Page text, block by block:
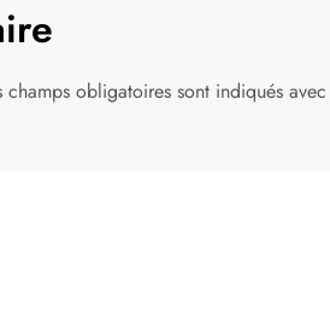
champs obligatoires sont indiqués avec